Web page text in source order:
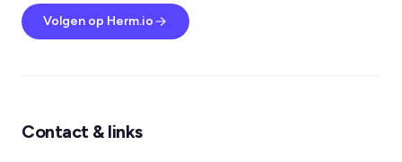
Volgen op Herm.io
Contact & links